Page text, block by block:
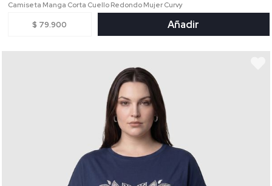
Camiseta Manga Corta Cuello Redondo Mujer Curvy
$ 79.900 Añadir